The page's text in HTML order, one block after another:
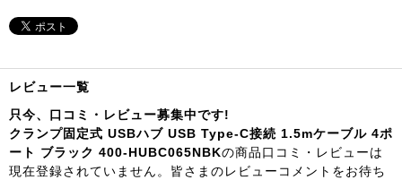
レビュー一覧
只今、口コミ・レビュー募集中です!
クランプ固定式 USBハブ USB Type-C接続 1.5mケーブル 4ポ
ート ブラック 400-HUBC065NBKの商品口コミ・レビューは
現在登録されていません。皆さまのレビューコメントをお待ち